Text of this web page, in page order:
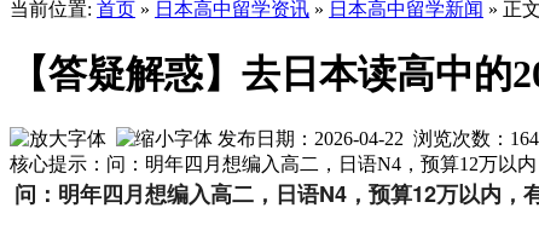
当前位置: 首页 » 日本高中留学资讯 » 日本高中留学新闻 » 正文
【答疑解惑】去日本读高中的
发布日期：2026-04-22 浏览次数： 164
核心提示：问：明年四月想编入高二，日语N4，预算12万以
问：明年四月想编入高二，日语N4，预算12万以内，